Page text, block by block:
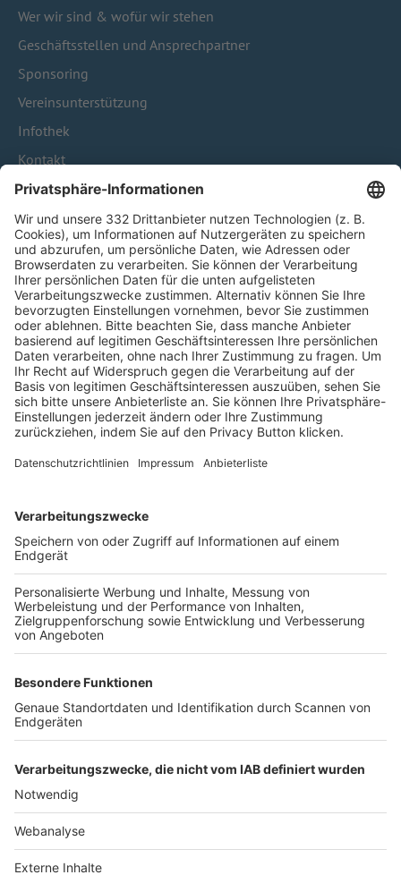
Wer wir sind & wofür wir stehen
Geschäftsstellen und Ansprechpartner
Sponsoring
Vereinsunterstützung
Infothek
Kontakt
HÄUFIG BESUCHTE SEITEN
Pässe und Vereinswechsel
Trainerausbildung
Schulungsangebot Vereinsmitarbeiter
BFV-Geschäftsstellen
Trainerbörse
Login SpielPlus
FOLGE DEM BFV
TOP-VEREINE
TOP-PARTNER
Nutzungsbedingungen Datenschutz Impressum